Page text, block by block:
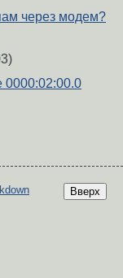
через модем?
0000:02:00.0
Вверх